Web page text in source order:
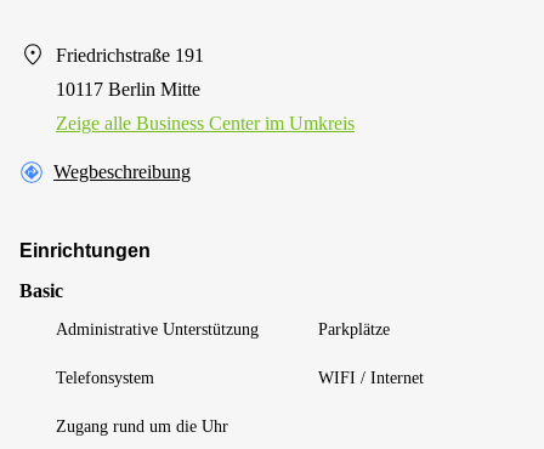
Friedrichstraße 191
10117 Berlin Mitte
Zeige alle Business Center im Umkreis
Wegbeschreibung
Einrichtungen
Basic
Administrative Unterstützung Parkplätze
Telefonsystem WIFI / Internet
Zugang rund um die Uhr